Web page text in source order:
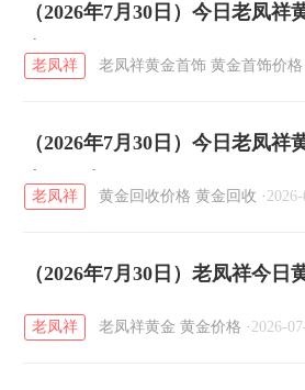
（2026年7月30日）今日老凤
克
老凤祥 老凤祥黄金首饰 黄金首饰价格
（2026年7月30日）今日老凤
少钱一克
老凤祥 黄金回收价格 黄金回收 ·
（2026年7月30日）老凤祥今
老凤祥 老凤祥黄金 黄金价格 · 2026-